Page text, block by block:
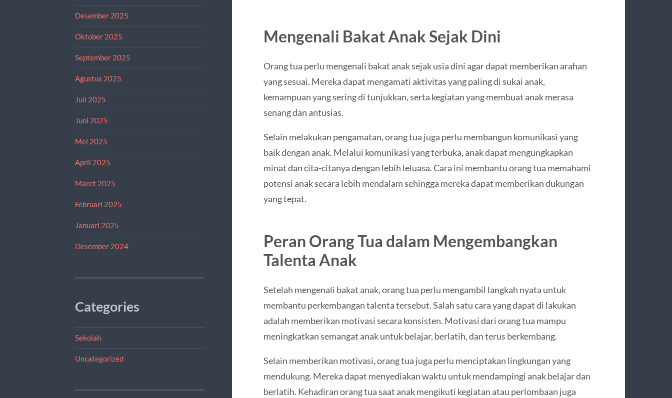
Desember 2025
Oktober 2025
September 2025
Agustus 2025
Juli 2025
Juni 2025
Mei 2025
April 2025
Maret 2025
Februari 2025
Januari 2025
Desember 2024
Categories
Sekolah
Uncategorized
Mengenali Bakat Anak Sejak Dini
Orang tua perlu mengenali bakat anak sejak usia dini agar dapat memberikan arahan
yang sesuai. Mereka dapat mengamati aktivitas yang paling di sukai anak,
kemampuan yang sering di tunjukkan, serta kegiatan yang membuat anak merasa
senang dan antusias.
Selain melakukan pengamatan, orang tua juga perlu membangun komunikasi yang
baik dengan anak. Melalui komunikasi yang terbuka, anak dapat mengungkapkan
minat dan cita-citanya dengan lebih leluasa. Cara ini membantu orang tua memahami
potensi anak secara lebih mendalam sehingga mereka dapat memberikan dukungan
yang tepat.
Peran Orang Tua dalam Mengembangkan
Talenta Anak
Setelah mengenali bakat anak, orang tua perlu mengambil langkah nyata untuk
membantu perkembangan talenta tersebut. Salah satu cara yang dapat di lakukan
adalah memberikan motivasi secara konsisten. Motivasi dari orang tua mampu
meningkatkan semangat anak untuk belajar, berlatih, dan terus berkembang.
Selain memberikan motivasi, orang tua juga perlu menciptakan lingkungan yang
mendukung. Mereka dapat menyediakan waktu untuk mendampingi anak belajar dan
berlatih. Kehadiran orang tua saat anak mengikuti kegiatan atau perlombaan juga